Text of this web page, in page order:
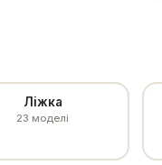
Ліжка
23 моделі